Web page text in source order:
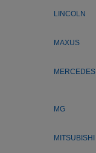
LINCOLN
MAXUS
MERCEDES
MG
MITSUBISHI